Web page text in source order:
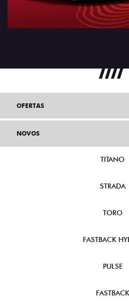
OFERTAS
NOVOS
TITANO
STRADA
TORO
FASTBACK
PULSE
FASTBACK